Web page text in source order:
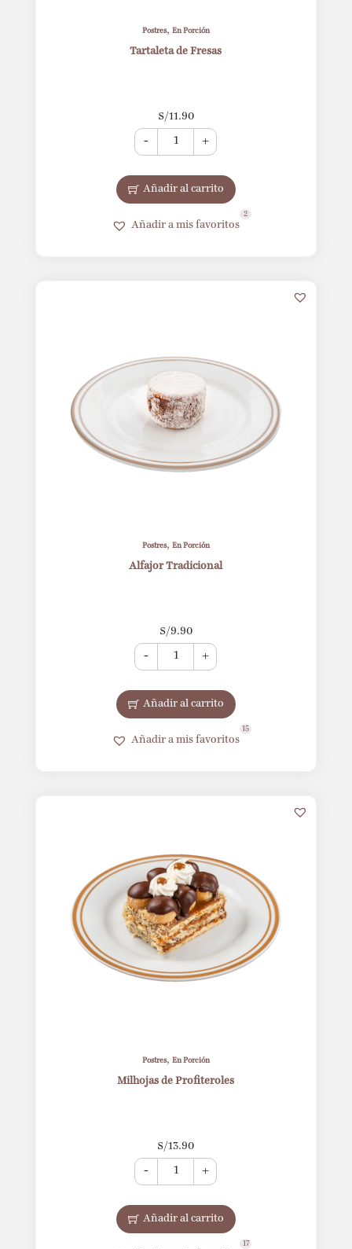
Postres, En Porción
Tartaleta de Fresas
S/11.90
- +
Añadir al carrito
Añadir a mis favoritos
2
Postres, En Porción
Alfajor Tradicional
S/9.90
- +
Añadir al carrito
Añadir a mis favoritos
15
Postres, En Porción
Milhojas de Profiteroles
S/13.90
- +
Añadir al carrito
17